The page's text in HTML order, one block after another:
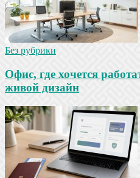
Без рубрики
Офис, где хочется
живой дизайн